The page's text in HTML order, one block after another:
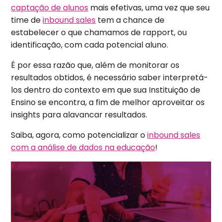
captação de alunos mais efetivas, uma vez que seu
time deinbound sales tem a chance de
estabelecer o que chamamos de rapport, ou
identificação, com cada potencial aluno.
É por essa razão que, além de monitorar os
resultados obtidos, é necessário saber interpretá-
los dentro do contexto em que sua Instituição de
Ensino se encontra, a fim de melhor aproveitar os
insights para alavancar resultados.
Saiba, agora, como potencializar oinbound sales
com a análise de dados na educação!